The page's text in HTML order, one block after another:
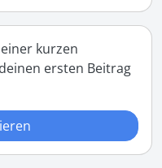
kurzen
ersten Beitrag